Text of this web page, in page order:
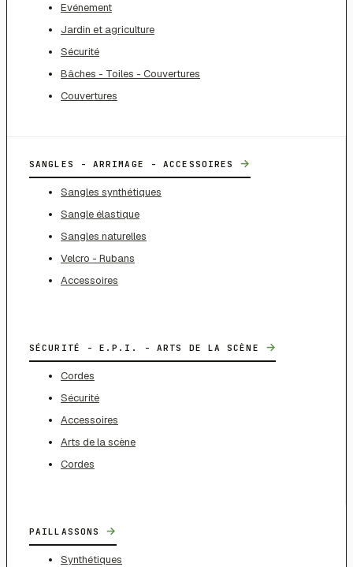
Evénement
Jardin et agriculture
Sécurité
Bâches - Toiles - Couvertures
Couvertures
SANGLES - ARRIMAGE - ACCESSOIRES →
Sangles synthétiques
Sangle élastique
Sangles naturelles
Velcro - Rubans
Accessoires
SÉCURITÉ - E.P.I. - ARTS DE LA SCÈNE →
Cordes
Sécurité
Accessoires
Arts de la scène
Cordes
PAILLASSONS →
Synthétiques